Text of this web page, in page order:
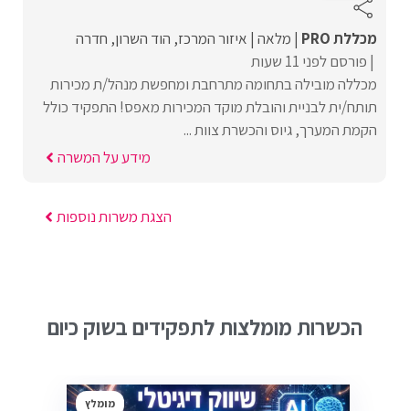
מכללת PRO מלאה איזור המרכז הוד השרון חדרה
פורסם לפני 11 שעות
מכללה מובילה בתחומה מתרחבת ומחפשת מנהל/ת מכירות
תותח/ית לבניית והובלת מוקד המכירות מאפס! התפקיד כולל
הקמת המערך, גיוס והכשרת צוות ...
מידע על המשרה
הצגת משרות נוספות
הכשרות מומלצות לתפקידים בשוק כיום
מומלץ